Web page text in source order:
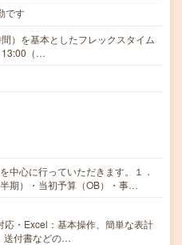
です
）を基本としたフレックスタイム
13:00（…
中心に行っていただきます。１．
期）・当初予算（OB）・事…
応・Excel：基本操作、簡単な表計
送付書などの…